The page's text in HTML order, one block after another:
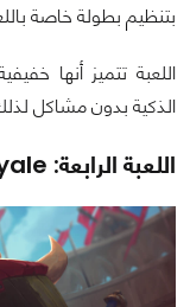
بتنظيم بطولة خاصة
اللعبة تتميز أنها
الذكية بدون مشاكل
اللعبة الرابعة: Battlerite Royale.